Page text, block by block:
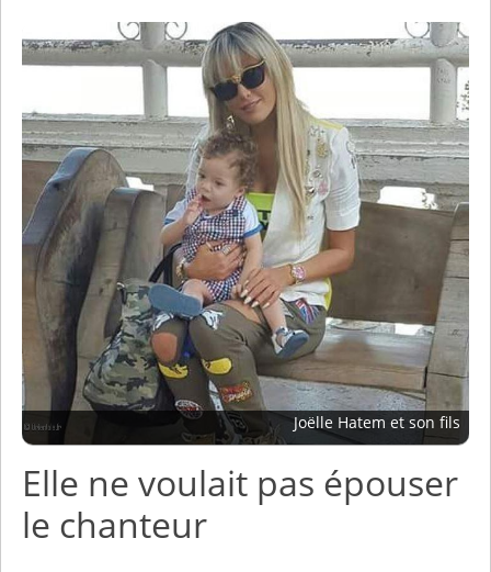
Joëlle Hatem et son fils
Elle ne voulait pas épouser
le chanteur